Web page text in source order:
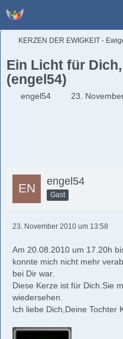
KERZEN DER EWIGKEIT -
Ein Licht für Dich,
(engel54)
engel54 23.
engel54
Gast
23. November 2010 um 13:58
Am 20.08.2010 um 17.20h
konnte mich nicht mehr
bei Dir war.
Diese Kerze ist für Dich.Sie
wiedersehen.
Ich liebe Dich,Deine Tochter